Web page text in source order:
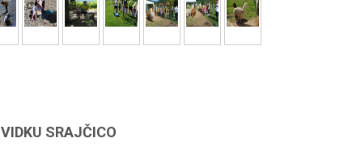
SRAJČICO